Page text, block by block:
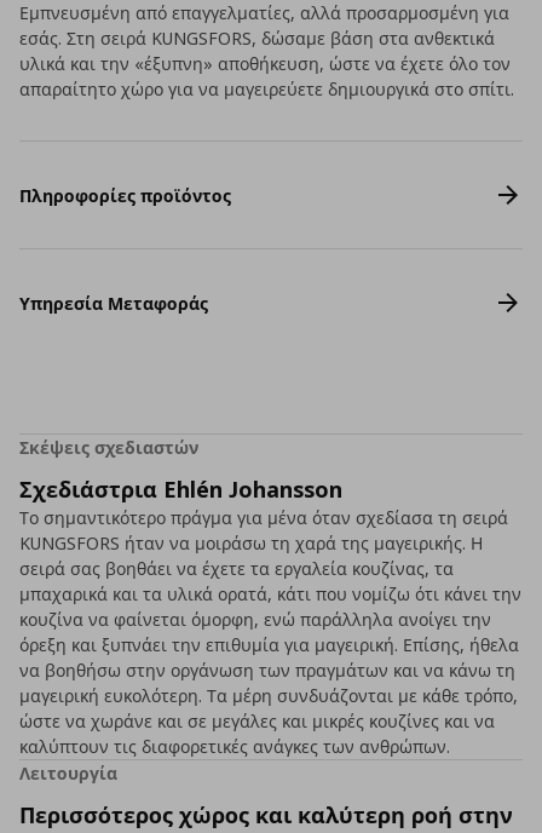
Εμπνευσμένη από επαγγελματίες, αλλά προσαρμοσμένη για
εσάς. Στη σειρά KUNGSFORS, δώσαμε βάση στα ανθεκτικά
υλικά και την «έξυπνη» αποθήκευση, ώστε να έχετε όλο τον
απαραίτητο χώρο για να μαγειρεύετε δημιουργικά στο σπίτι.
Πληροφορίες προϊόντος
Υπηρεσία Μεταφοράς
Σκέψεις σχεδιαστών
Σχεδιάστρια Ehlén Johansson
Το σημαντικότερο πράγμα για μένα όταν σχεδίασα τη σειρά
KUNGSFORS ήταν να μοιράσω τη χαρά της μαγειρικής. Η
σειρά σας βοηθάει να έχετε τα εργαλεία κουζίνας, τα
μπαχαρικά και τα υλικά ορατά, κάτι που νομίζω ότι κάνει την
κουζίνα να φαίνεται όμορφη, ενώ παράλληλα ανοίγει την
όρεξη και ξυπνάει την επιθυμία για μαγειρική. Επίσης, ήθελα
να βοηθήσω στην οργάνωση των πραγμάτων και να κάνω τη
μαγειρική ευκολότερη. Τα μέρη συνδυάζονται με κάθε τρόπο,
ώστε να χωράνε και σε μεγάλες και μικρές κουζίνες και να
καλύπτουν τις διαφορετικές ανάγκες των ανθρώπων.
Λειτουργία
Περισσότερος χώρος και καλύτερη ροή στην